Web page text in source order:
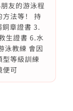
友的游泳程
方法等！ 持
章證書 3.
生證書 6.水
泳教練 會因
型等級訓練
便可